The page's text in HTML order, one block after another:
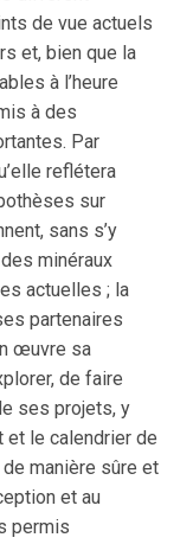
de vue actuels
et, bien que la
à l’heure
à des
Par
reflétera
sur
sans s’y
minéraux
actuelles ; la
partenaires
œuvre sa
de faire
ses projets, y
le calendrier de
manière sûre et
et au
permis